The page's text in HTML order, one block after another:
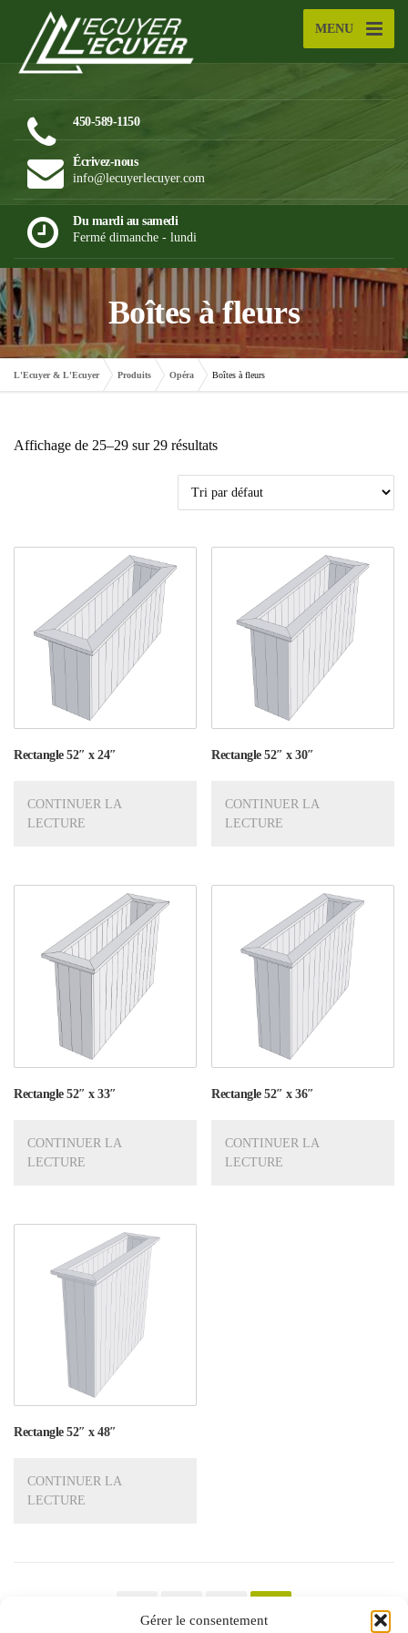
Gérer le consentement
MENU
450-589-1150
Écrivez-nous
info@lecuyerlecuyer.com
Du mardi au samedi
Fermé dimanche - lundi
Boîtes à fleurs
L'Ecuyer & L'Ecuyer Produits Opéra Boîtes à fleurs
Affichage de 25–29 sur 29 résultats
Rectangle 52″ x 24″
CONTINUER LA
LECTURE
Rectangle 52″ x 30″
CONTINUER LA
LECTURE
Rectangle 52″ x 33″
CONTINUER LA
LECTURE
Rectangle 52″ x 36″
CONTINUER LA
LECTURE
Rectangle 52″ x 48″
CONTINUER LA
LECTURE